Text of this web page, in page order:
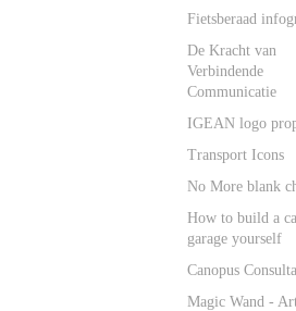
Fietsberaad
De Kracht van
Verbindende
Communicatie
IGEAN logo
Transport Icons
No More blank
How to build a
garage yourself
Canopus
Magic Wand -